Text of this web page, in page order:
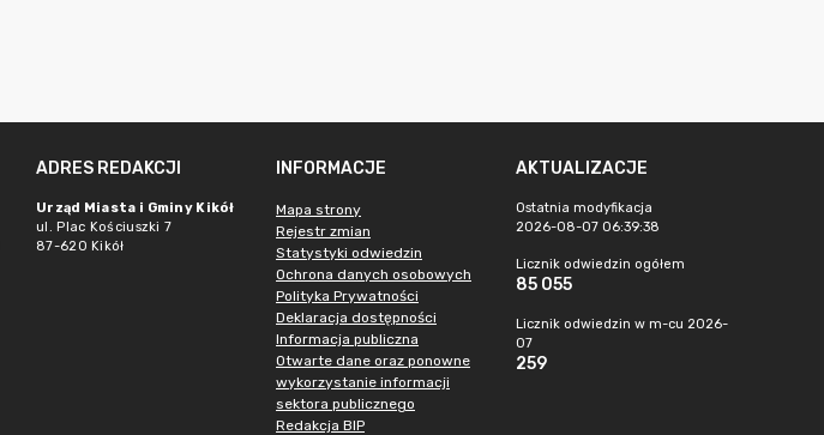
ADRES REDAKCJI
Urząd Miasta i Gminy Kikół
ul. Plac Kościuszki 7
87-620 Kikół
INFORMACJE
Mapa strony
Rejestr zmian
Statystyki odwiedzin
Ochrona danych osobowych
Polityka Prywatności
Deklaracja dostępności
Informacja publiczna
Otwarte dane oraz ponowne
wykorzystanie informacji
sektora publicznego
Redakcja BIP
AKTUALIZACJE
Ostatnia modyfikacja
2026-08-07 06:39:38
Licznik odwiedzin ogółem
85 055
Licznik odwiedzin w m-cu 2026-
07
259